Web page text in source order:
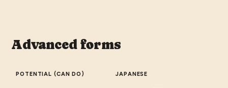
Advanced forms
POTENTIAL (CAN DO) JAPANESE